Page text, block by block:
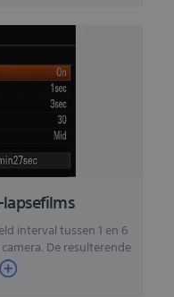
interval tussen 1 en 6
De resulterende